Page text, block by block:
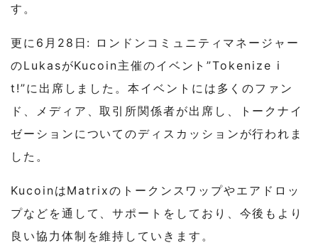
す。
更に6月28日: ロンドンコミュニティマネージャー
のLukasがKucoin主催のイベント”Tokenize i
t!”に出席しました。本イベントには多くのファン
ド、メディア、取引所関係者が出席し、トークナイ
ゼーションについてのディスカッションが行われま
した。
KucoinはMatrixのトークンスワップやエアドロッ
プなどを通して、サポートをしており、今後もより
良い協力体制を維持していきます。